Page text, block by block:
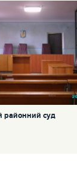
районний суд